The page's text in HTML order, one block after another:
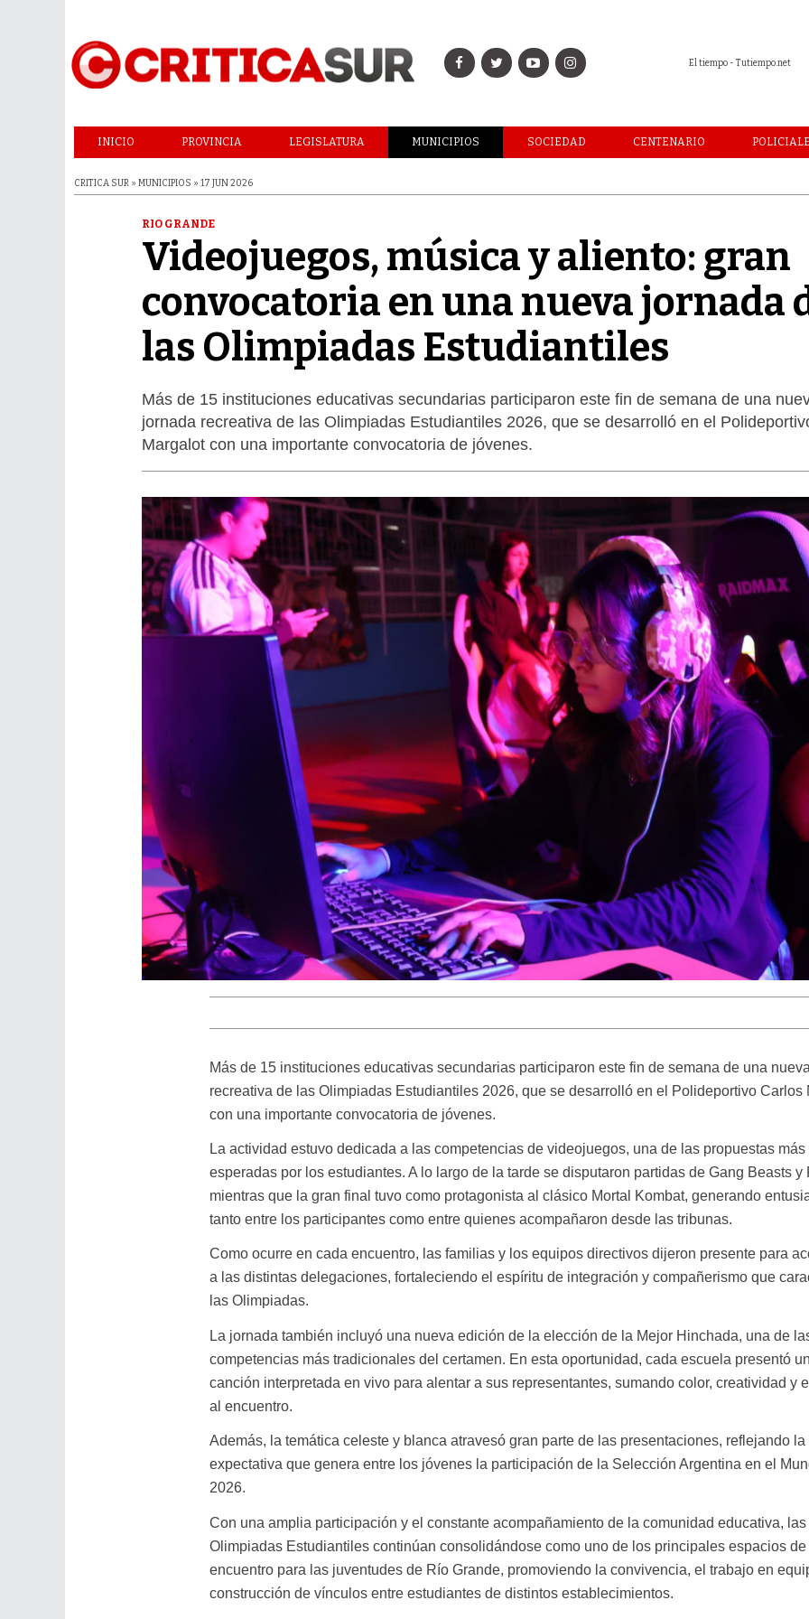
El tiempo - Tutiempo.net
INICIO PROVINCIA LEGISLATURA MUNICIPIOS SOCIEDAD CENTENARIO
CRITICA SUR » MUNICIPIOS » 17 JUN 2026
RIO GRANDE
Videojuegos, música y aliento: gran
convocatoria en una nueva jornada
las Olimpiadas Estudiantiles
Más de 15 instituciones educativas secundarias participaron este fin de semana de una
jornada recreativa de las Olimpiadas Estudiantiles 2026, que se desarrolló en el
Margalot con una importante convocatoria de jóvenes.
Más de 15 instituciones educativas secundarias participaron este fin de semana de una
recreativa de las Olimpiadas Estudiantiles 2026, que se desarrolló en el Polideportivo Carlos
con una importante convocatoria de jóvenes.
La actividad estuvo dedicada a las competencias de videojuegos, una de las propuestas más
esperadas por los estudiantes. A lo largo de la tarde se disputaron partidas de Gang Beasts y
mientras que la gran final tuvo como protagonista al clásico Mortal Kombat, generando
tanto entre los participantes como entre quienes acompañaron desde las tribunas.
Como ocurre en cada encuentro, las familias y los equipos directivos dijeron presente para
a las distintas delegaciones, fortaleciendo el espíritu de integración y compañerismo que
las Olimpiadas.
La jornada también incluyó una nueva edición de la elección de la Mejor Hinchada, una de
competencias más tradicionales del certamen. En esta oportunidad, cada escuela presentó
canción interpretada en vivo para alentar a sus representantes, sumando color, creatividad y
al encuentro.
Además, la temática celeste y blanca atravesó gran parte de las presentaciones, reflejando la
expectativa que genera entre los jóvenes la participación de la Selección Argentina en el
2026.
Con una amplia participación y el constante acompañamiento de la comunidad educativa, las
Olimpiadas Estudiantiles continúan consolidándose como uno de los principales espacios de
encuentro para las juventudes de Río Grande, promoviendo la convivencia, el trabajo en
construcción de vínculos entre estudiantes de distintos establecimientos.
LAGARTIJA MAGALLÁNICA, EL
TIERRA DEL FUEGO